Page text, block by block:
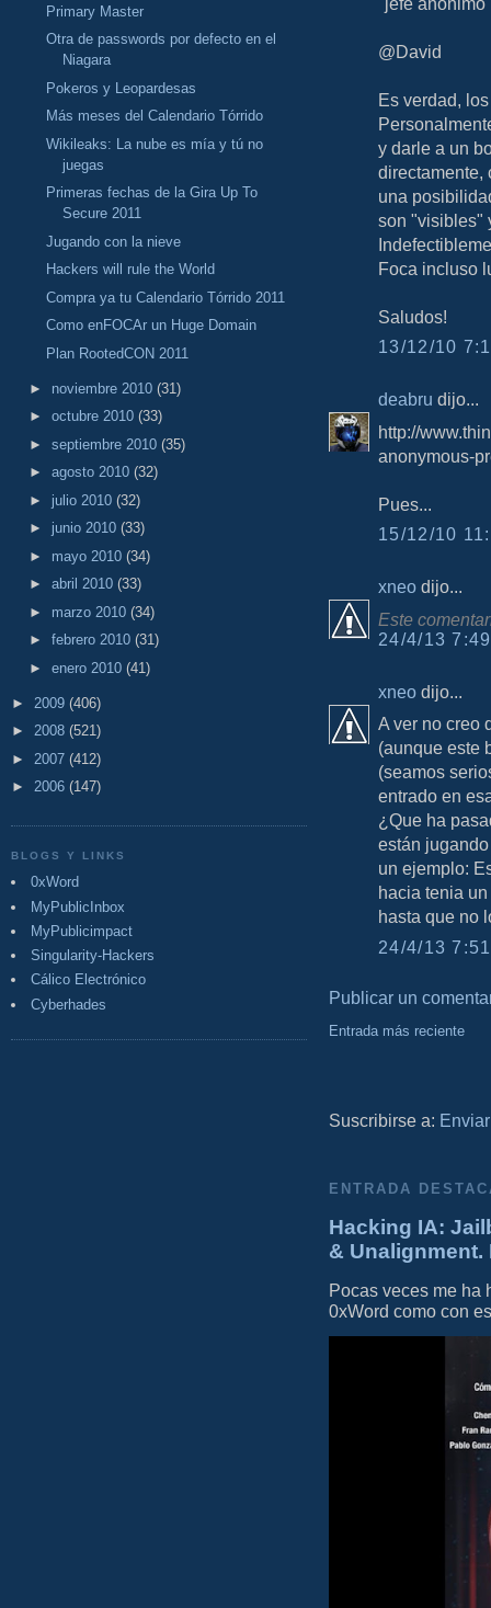
Primary Master
Otra de passwords por defecto en el
Niagara
Pokeros y Leopardesas
Más meses del Calendario Tórrido
Wikileaks: La nube es mía y tú no
juegas
Primeras fechas de la Gira Up To
Secure 2011
Jugando con la nieve
Hackers will rule the World
Compra ya tu Calendario Tórrido 2011
Como enFOCAr un Huge Domain
Plan RootedCON 2011
► noviembre 2010 (31)
► octubre 2010 (33)
► septiembre 2010 (35)
► agosto 2010 (32)
► julio 2010 (32)
► junio 2010 (33)
► mayo 2010 (34)
► abril 2010 (33)
► marzo 2010 (34)
► febrero 2010 (31)
► enero 2010 (41)
► 2009 (406)
► 2008 (521)
► 2007 (412)
► 2006 (147)
BLOGS Y LINKS
0xWord
MyPublicInbox
MyPublicimpact
Singularity-Hackers
Cálico Electrónico
Cyberhades
@David
Es verdad,
y darle a un
directamente,
una
son "visibles"
Foca incluso
Saludos!
13/12/10
deabru dijo...
http://
anonymous-
Pues...
15/12/10
xneo dijo...
Este
24/4/13
xneo dijo...
A ver no creo
(aunque este
(seamos
entrado en
¿Que ha
están
un ejemplo:
hacia tenia
hasta que no
24/4/13
Publicar un
Entrada más reciente
Suscribirse a:
ENTRADA
Hacking IA:
&
Pocas veces me ha
0xWord como con